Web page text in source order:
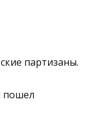
партизаны.
пошел